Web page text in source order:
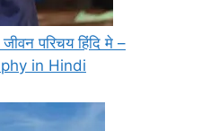
परिचय हिंदि मे –
in Hindi